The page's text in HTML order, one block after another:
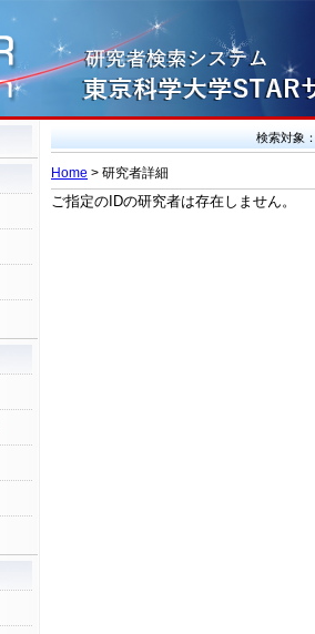
検索対象
Home > 研究者詳細
ご指定のIDの研究者は存在しません。